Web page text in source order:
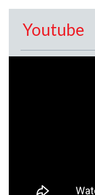
Youtube